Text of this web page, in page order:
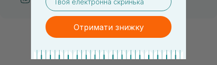
Отримати знижку